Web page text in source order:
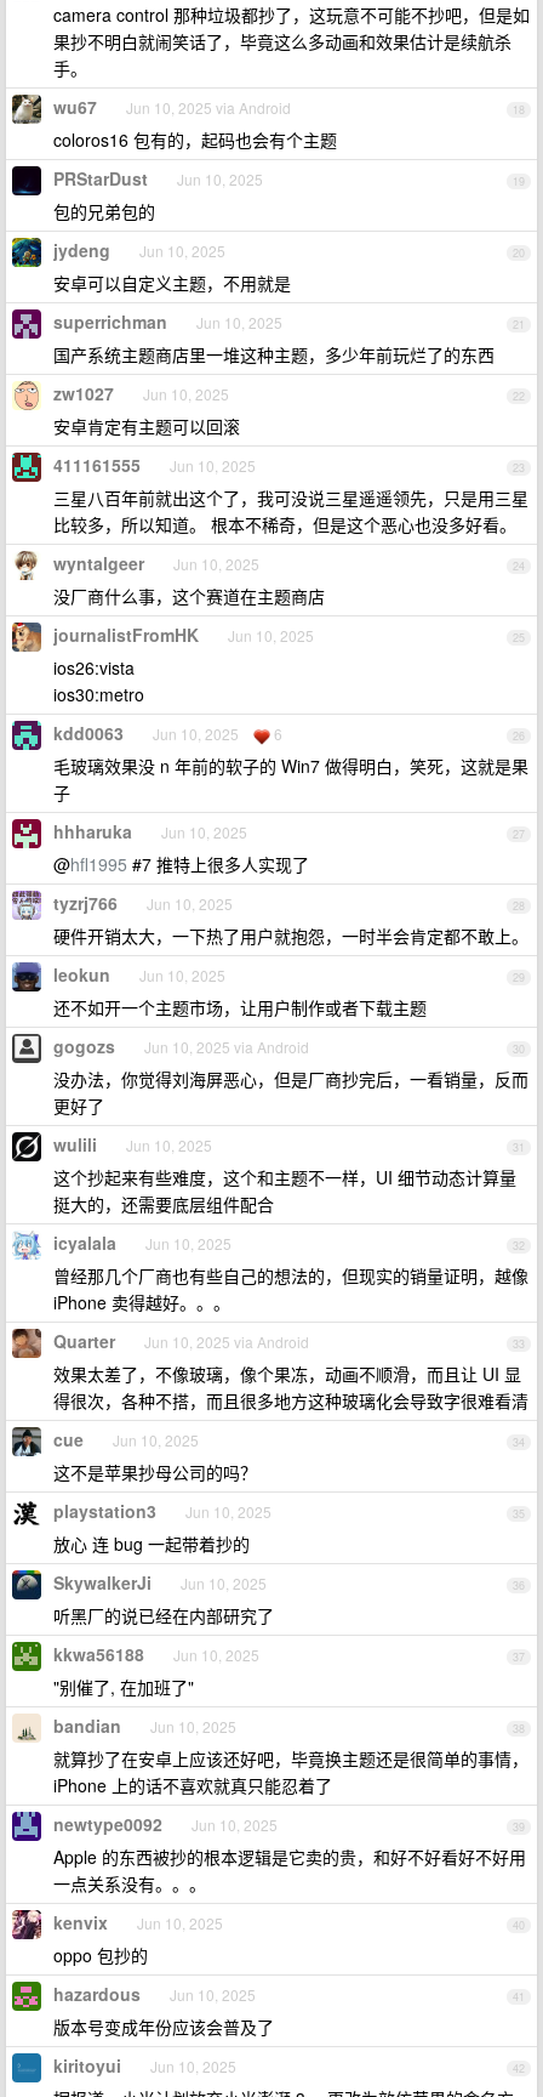
camera control 那种垃圾都抄了，这玩意不可能不抄吧，但是如
果抄不明白就闹笑话了，毕竟这么多动画和效果估计是续航杀
手。
18
wu67 Jun 10, 2025 via Android
coloros16 包有的，起码也会有个主题
19
PRStarDust Jun 10, 2025
包的兄弟包的
20
jydeng Jun 10, 2025
安卓可以自定义主题，不用就是
21
superrichman Jun 10, 2025
国产系统主题商店里一堆这种主题，多少年前玩烂了的东西
22
zw1027 Jun 10, 2025
安卓肯定有主题可以回滚
23
411161555 Jun 10, 2025
三星八百年前就出这个了，我可没说三星遥遥领先，只是用三星
比较多，所以知道。 根本不稀奇，但是这个恶心也没多好看。
24
wyntalgeer Jun 10, 2025
没厂商什么事，这个赛道在主题商店
25
journalistFromHK Jun 10, 2025
ios26:vista
ios30:metro
26
kdd0063 Jun 10, 2025 6
毛玻璃效果没 n 年前的软子的 Win7 做得明白，笑死，这就是果
子
27
hhharuka Jun 10, 2025
@hfl1995 #7 推特上很多人实现了
28
tyzrj766 Jun 10, 2025
硬件开销太大，一下热了用户就抱怨，一时半会肯定都不敢上。
29
leokun Jun 10, 2025
还不如开一个主题市场，让用户制作或者下载主题
30
gogozs Jun 10, 2025 via Android
没办法，你觉得刘海屏恶心，但是厂商抄完后，一看销量，反而
更好了
31
wulili Jun 10, 2025
这个抄起来有些难度，这个和主题不一样，UI 细节动态计算量
挺大的，还需要底层组件配合
32
icyalala Jun 10, 2025
曾经那几个厂商也有些自己的想法的，但现实的销量证明，越像
iPhone 卖得越好。。。
33
Quarter Jun 10, 2025 via Android
效果太差了，不像玻璃，像个果冻，动画不顺滑，而且让 UI 显
得很次，各种不搭，而且很多地方这种玻璃化会导致字很难看清
34
cue Jun 10, 2025
这不是苹果抄母公司的吗？
35
playstation3 Jun 10, 2025
放心 连 bug 一起带着抄的
36
SkywalkerJi Jun 10, 2025
听黑厂的说已经在内部研究了
37
kkwa56188 Jun 10, 2025
"别催了, 在加班了"
38
bandian Jun 10, 2025
就算抄了在安卓上应该还好吧，毕竟换主题还是很简单的事情，
iPhone 上的话不喜欢就真只能忍着了
39
newtype0092 Jun 10, 2025
Apple 的东西被抄的根本逻辑是它卖的贵，和好不好看好不好用
一点关系没有。。。
40
kenvix Jun 10, 2025
oppo 包抄的
41
hazardous Jun 10, 2025
版本号变成年份应该会普及了
42
kiritoyui Jun 10, 2025